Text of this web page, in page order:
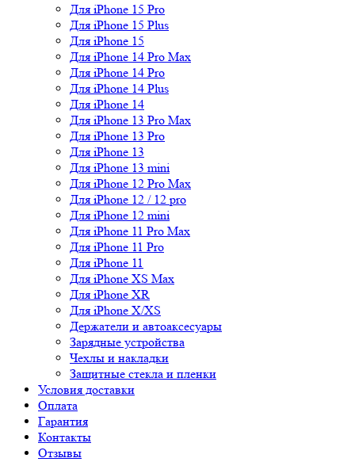
Для iPhone 15 Pro
Для iPhone 15 Plus
Для iPhone 15
Для iPhone 14 Pro Max
Для iPhone 14 Pro
Для iPhone 14 Plus
Для iPhone 14
Для iPhone 13 Pro Max
Для iPhone 13 Pro
Для iPhone 13
Для iPhone 13 mini
Для iPhone 12 Pro Max
Для iPhone 12 / 12 pro
Для iPhone 12 mini
Для iPhone 11 Pro Max
Для iPhone 11 Pro
Для iPhone 11
Для iPhone XS Max
Для iPhone XR
Для iPhone X/XS
Держатели и автоаксесуары
Зарядные устройства
Чехлы и накладки
Защитные стекла и пленки
Условия доставки
Оплата
Гарантия
Контакты
Отзывы